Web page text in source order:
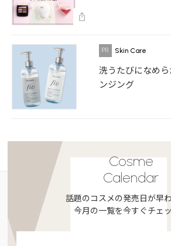
Skin Care
洗うたびになめ
ンジング
Cosme
Calendar
話題のコスメの発売日が早
今月の一覧を今すぐチェ